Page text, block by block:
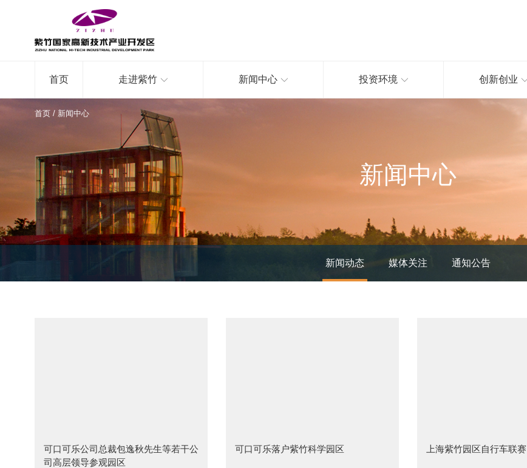
首页 走进紫竹 新闻中心 投资环境 创新创业
首页 / 新闻中心
新闻中心
新闻动态 媒体关注 通知公告
可口可乐公司总裁包逸秋先生等若干公
司高层领导参观园区
可口可乐落户紫竹科学园区 上海紫竹园区自行车联赛